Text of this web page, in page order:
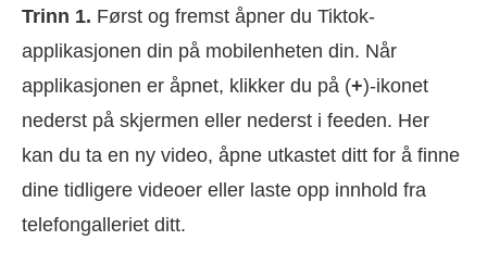
Trinn 1. Først og fremst åpner du Tiktok-
applikasjonen din på mobilenheten din. Når
applikasjonen er åpnet, klikker du på (+)-ikonet
nederst på skjermen eller nederst i feeden. Her
kan du ta en ny video, åpne utkastet ditt for å finne
dine tidligere videoer eller laste opp innhold fra
telefongalleriet ditt.